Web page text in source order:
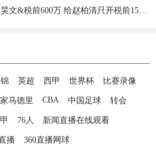
&税前600万 给赵柏清只开税前150万
英超 西甲 世界杯 比赛录像
马德里 CBA 中国足球 转会
76人 新闻直播在线观看
播 360直播网球